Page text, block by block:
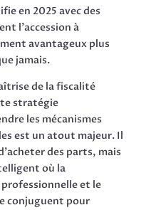
en 2025 avec des
l’accession à
avantageux plus
jamais.
de la fiscalité
stratégie
les mécanismes
est un atout majeur. Il
des parts, mais
où la
et le
conjuguent pour